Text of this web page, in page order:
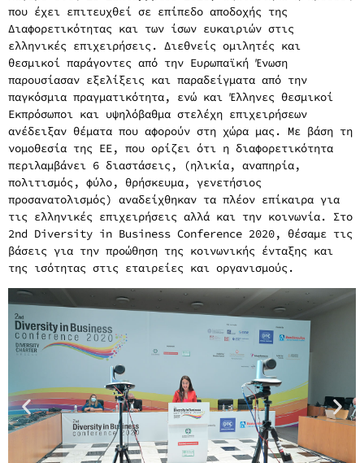
που έχει επιτευχθεί σε επίπεδο αποδοχής της
Διαφορετικότητας και των ίσων ευκαιριών στις
ελληνικές επιχειρήσεις. Διεθνείς ομιλητές και
θεσμικοί παράγοντες από την Ευρωπαϊκή Ένωση
παρουσίασαν εξελίξεις και παραδείγματα από την
παγκόσμια πραγματικότητα, ενώ και Έλληνες θεσμικοί
Εκπρόσωποι και υψηλόβαθμα στελέχη επιχειρήσεων
ανέδειξαν θέματα που αφορούν στη χώρα μας. Με βάση τη
νομοθεσία της ΕΕ, που ορίζει ότι η διαφορετικότητα
περιλαμβάνει 6 διαστάσεις, (ηλικία, αναπηρία,
πολιτισμός, φύλο, θρήσκευμα, γενετήσιος
προσανατολισμός) αναδείχθηκαν τα πλέον επίκαιρα για
τις ελληνικές επιχειρήσεις αλλά και την κοινωνία. Στο
2nd Diversity in Business Conference 2020, θέσαμε τις
βάσεις για την προώθηση της κοινωνικής ένταξης και
της ισότητας στις εταιρείες και οργανισμούς.